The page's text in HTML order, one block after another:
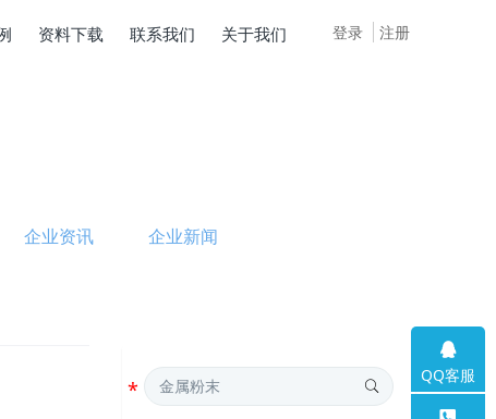
登录 注册
资料下载 联系我们 关于我们
企业资讯 企业新闻
QQ客服